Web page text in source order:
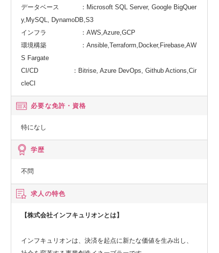
データベース ：Microsoft SQL Server, Google BigQuer
y,MySQL, DynamoDB,S3
インフラ ：AWS,Azure,GCP
環境構築 ：Ansible,Terraform,Docker,Firebase,AW
S Fargate
CI/CD ：Bitrise, Azure DevOps, Github Actions,Cir
cleCI
必要な免許・資格
特になし
学歴
不問
求人の特色
【株式会社インフキュリオンとは】
インフキュリオンは、決済を起点に新たな価値を生み出し、